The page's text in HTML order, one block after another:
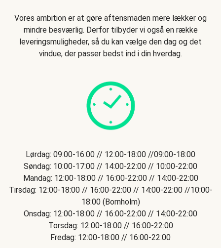
Vores ambition er at gøre aftensmaden mere lækker og
mindre besværlig. Derfor tilbyder vi også en række
leveringsmuligheder, så du kan vælge den dag og det
vindue, der passer bedst ind i din hverdag.
Lørdag: 09:00-16:00 // 12:00-18:00 //09:00-18:00
Søndag: 10:00-17:00 // 14:00-22:00 // 10:00-22:00
Mandag: 12:00-18:00 // 16:00-22:00 // 14:00-22:00
Tirsdag: 12:00-18:00 // 16:00-22:00 // 14:00-22:00 //10:00-
18:00 (Bornholm)
Onsdag: 12:00-18:00 // 16:00-22:00 // 14:00-22:00
Torsdag: 12:00-18:00 // 16:00-22:00
Fredag: 12:00-18:00 // 16:00-22:00